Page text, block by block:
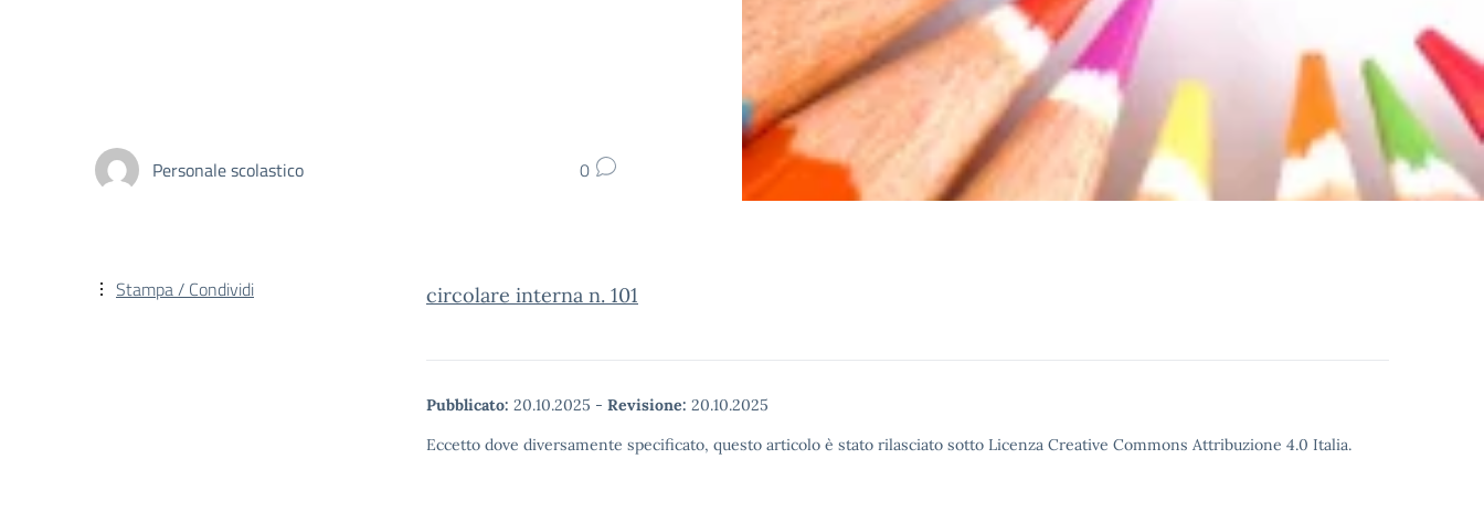
Personale scolastico 0
circolare interna n. 101
Pubblicato: 20.10.2025 - Revisione: 20.10.2025
Eccetto dove diversamente specificato, questo articolo è stato rilasciato sotto Licenza Creative Commons Attribuzione 4.0 Italia.
Stampa / Condividi